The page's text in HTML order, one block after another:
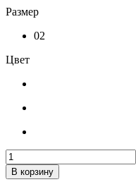
Размер
02
Цвет
В корзину